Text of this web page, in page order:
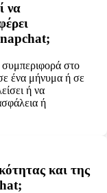
να
συμπεριφορά στο
ένα μήνυμα ή σε
ή να
ή
και της